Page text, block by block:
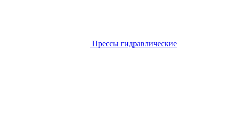
Прессы гидравлические